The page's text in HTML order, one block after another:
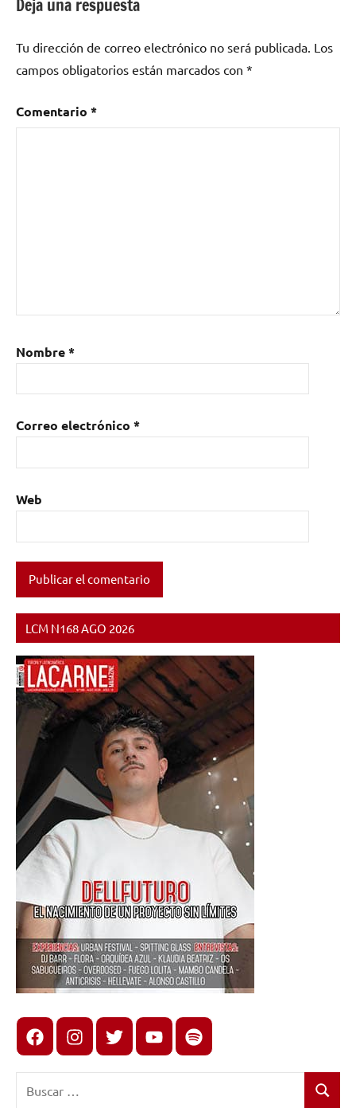
hard
música
latinoamericana,
quechua
Deja una respuesta
Tu dirección de correo electrónico no será publicada. Los
campos obligatorios están marcados con *
Comentario *
Nombre*
Correo electrónico *
Web
LCM N168 AGO 2026
FacebookInstagram
X youtubespotify
Buscar